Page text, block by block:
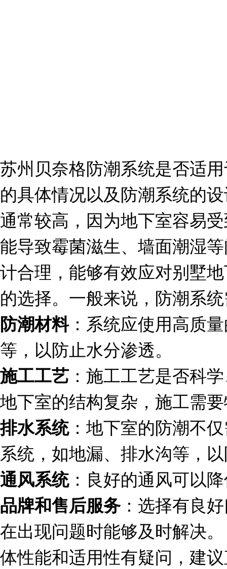
苏州贝奈格防潮系统是否适
的具体情况以及防潮系统的
通常较高，因为地下室容易
能导致霉菌滋生、墙面潮湿
计合理，能够有效应对别墅
的选择。一般来说，防潮系
防潮材料：系统应使用高质
等，以防止水分渗透。
施工工艺 ：施工工艺是否科
地下室的结构复杂，施工需
排水系统：地下室的防潮不
系统，如地漏、排水沟等，
通风系统：良好的通风可以
品牌和售后服务：选择有良
在出现问题时能够及时解决
体性能和适用性有疑问，建